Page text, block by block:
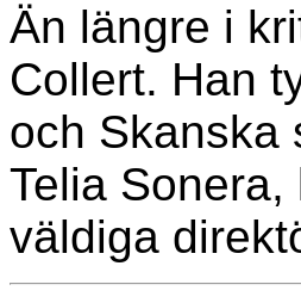
Än längre i
Collert. Han
och Skanska
Telia
väldiga